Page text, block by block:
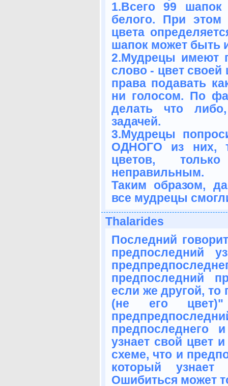
1.Всего 99
белого. При этом
цвета
шапок может быть
2.Мудрецы имеют
слово - цвет
права подавать
ни голосом. По
делать что
задачей.
3.Мудрецы
ОДНОГО из них,
цветов,
неправильным.
Таким образом,
все мудрецы
Thalarides
Последний
предпоследний
предпоследний
если же другой, то
(не его
предпоследнего
узнает свой цвет
схеме, что и
который
Ошибиться может